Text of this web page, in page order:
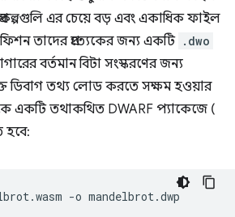
এর চেয়ে বড় এবং একাধিক ফাইল
তাদের প্রত্যেকের জন্য একটি .dwo
বর্তমান বিটা সংস্করণের জন্য
ডিবাগ তথ্য লোড করতে সক্ষম হওয়ার
একটি তথাকথিত DWARF প্যাকেজে (
হবে:
-o